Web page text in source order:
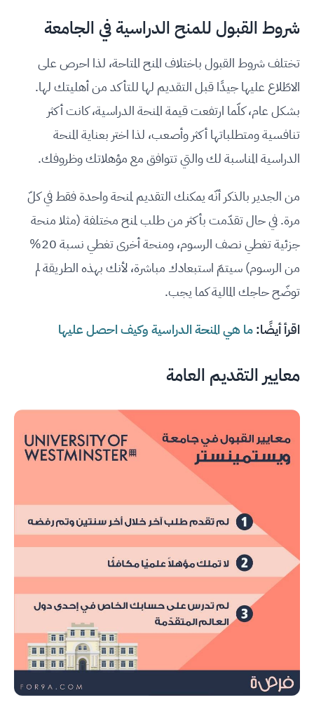
شروط القبول للمنح الدراسية في الجامعة
تختلف شروط القبول باختلاف المنح المتاحة، لذا احرص على
الاطّلاع عليها جيدًا قبل التقديم لها للتأكد من أهليتك لها.
بشكل عام، كلّما ارتفعت قيمة المنحة الدراسية، كانت أكثر
تنافسية ومتطلباتها أكثر وأصعب، لذا اختر بعناية المنحة
الدراسية المناسبة لك والتي تتوافق مع مؤهلاتك وظروفك.
من الجدير بالذكر أنّه يمكنك التقديم لمنحة واحدة فقط في كلّ
مرة. في حال تقدّمت بأكثر من طلب لمنح مختلفة (مثلا منحة
جزئية تغطي نصف الرسوم، ومنحة أخرى تغطي نسبة 20%
من الرسوم) سيتمّ استبعادك مباشرة، لأنك بهذه الطريقة لم
توضّح حاجك المالية كما يجب.
اقرأ أيضًا:ما هي المنحة الدراسية وكيف احصل عليها
معايير التقديم العامة